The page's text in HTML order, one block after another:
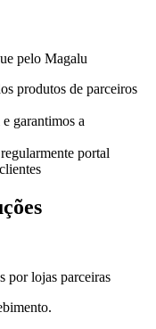
pelo Magalu
produtos de parceiros
garantimos a
portal
por lojas parceiras